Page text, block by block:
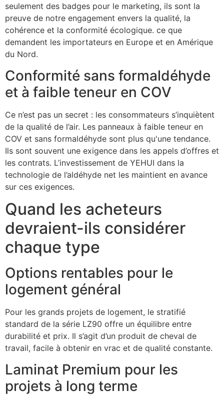
seulement des badges pour le marketing, ils sont la
preuve de notre engagement envers la qualité, la
cohérence et la conformité écologique. ce que
demandent les importateurs en Europe et en Amérique
du Nord.
Conformité sans formaldéhyde
et à faible teneur en COV
Ce n’est pas un secret : les consommateurs s’inquiètent
de la qualité de l’air. Les panneaux à faible teneur en
COV et sans formaldéhyde sont plus qu'une tendance.
Ils sont souvent une exigence dans les appels d’offres et
les contrats. L’investissement de YEHUI dans la
technologie de l’aldéhyde net les maintient en avance
sur ces exigences.
Quand les acheteurs
devraient-ils considérer
chaque type
Options rentables pour le
logement général
Pour les grands projets de logement, le stratifié
standard de la série LZ90 offre un équilibre entre
durabilité et prix. Il s’agit d’un produit de cheval de
travail, facile à obtenir en vrac et de qualité constante.
Laminat Premium pour les
projets à long terme